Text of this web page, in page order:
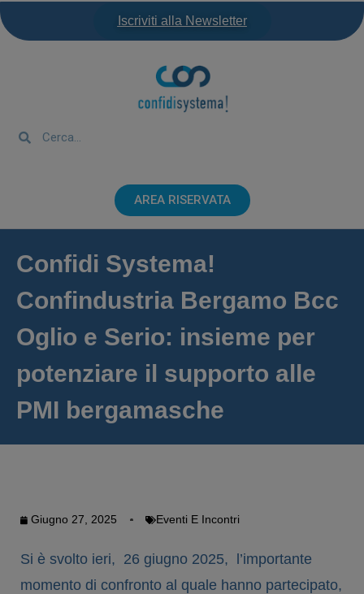
Iscriviti alla Newsletter
AREA RISERVATA
Confidi Systema!
Confindustria Bergamo Bcc
Oglio e Serio: insieme per
potenziare il supporto alle
PMI bergamasche
Giugno 27, 2025 Eventi E Incontri
Si è svolto ieri, 26 giugno 2025, l’importante
momento di confronto al quale hanno partecipato,